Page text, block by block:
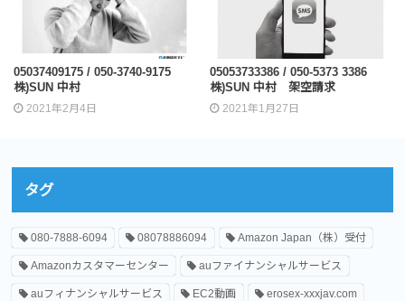
05037409175 / 050-3740-9175
株)SUN 中村
2021年2月4日
05053733386 / 050-5373 3386
株)SUN 中村 架空請求
2021年1月27日
タグ
080-7888-6094 08078886094 Amazon Japan（株）受付
Amazonカスタマーセンター auファイナンシャルサービス
auフィナンシャルサービス EC2動画 erosex-xxxjav.com